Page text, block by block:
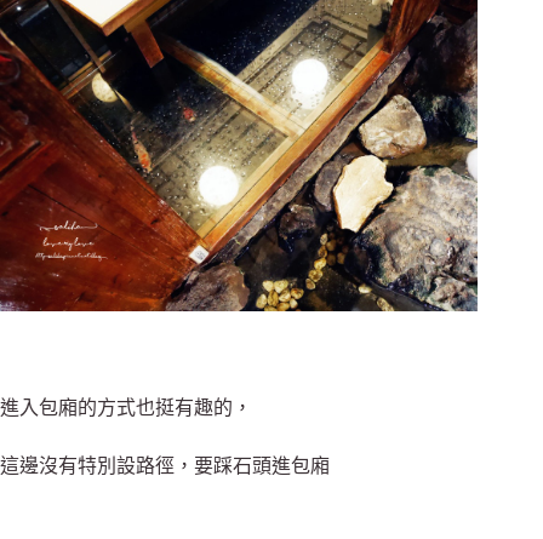
進入包廂的方式也挺有趣的，
這邊沒有特別設路徑，要踩石頭進包廂